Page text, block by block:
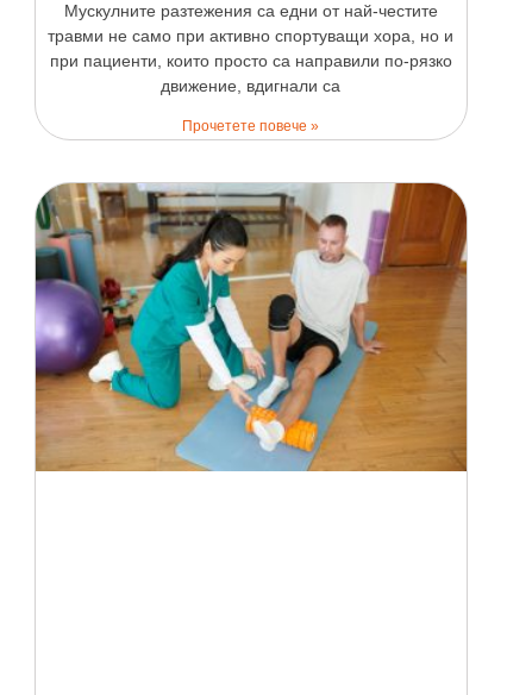
Мускулните разтежения са едни от най-честите
травми не само при активно спортуващи хора, но и
при пациенти, които просто са направили по-рязко
движение, вдигнали са
Прочетете повече »